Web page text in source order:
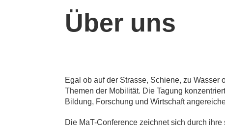
Über uns
Egal ob auf der Strasse, Schiene, zu
Themen der Mobilität. Die Tagung
Bildung, Forschung und Wirtschaft
Die MaT-Conference zeichnet sich durch